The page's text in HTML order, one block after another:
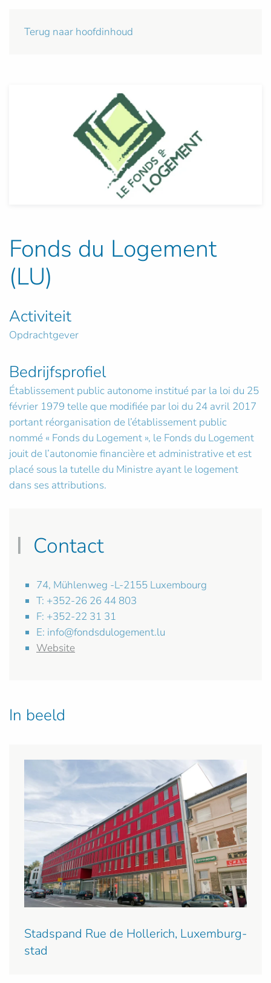
Terug naar hoofdinhoud
Fonds du Logement
(LU)
Activiteit
Opdrachtgever
Bedrijfsprofiel
Établissement public autonome institué par la loi du 25
février 1979 telle que modifiée par loi du 24 avril 2017
portant réorganisation de l’établissement public
nommé « Fonds du Logement », le Fonds du Logement
jouit de l’autonomie financière et administrative et est
placé sous la tutelle du Ministre ayant le logement
dans ses attributions.
Contact
74, Mühlenweg -L-2155 Luxembourg
T: +352-26 26 44 803
F: +352-22 31 31
E: info@fondsdulogement.lu
Website
In beeld
Stadspand Rue de Hollerich, Luxemburg-
stad